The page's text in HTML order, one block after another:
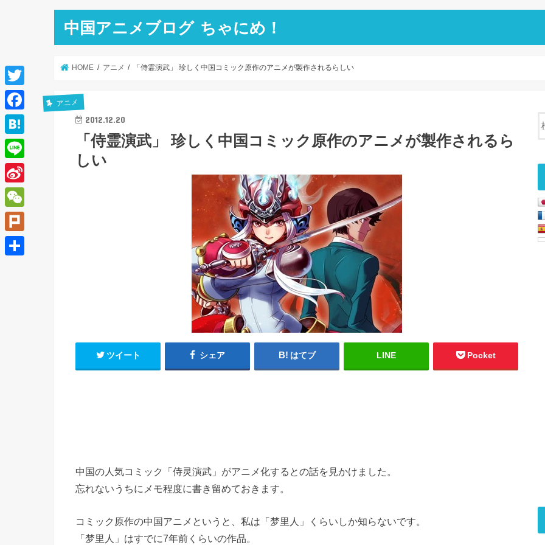
中国アニメブログ ちゃにめ！
HOME アニメ 「侍霊演武」 珍しく中国コミック原作のアニメが製作されるらしい
アニメ
2012.12.20
「侍霊演武」 珍しく中国コミック原作のアニメが製作されるら
しい
ツイート シェア はてブ LINE Pocket
中国の人気コミック「侍灵演武」がアニメ化するとの話を見かけました。
忘れないうちにメモ程度に書き留めておきます。
コミック原作の中国アニメというと、私は「梦里人」くらいしか知らないです。
「梦里人」はすでに7年前くらいの作品。
T
w
i
t
e
r
F
a
c
e
b
o
o
k
H
a
t
e
a
L
i
n
e
S
i
n
a
W
e
C
P